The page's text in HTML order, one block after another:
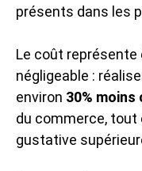
présents dans les
Le coût
négligeable :
environ 30% moins
du commerce,
gustative